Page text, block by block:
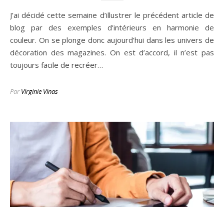
J’ai décidé cette semaine d’illustrer le précédent article de
blog par des exemples d’intérieurs en harmonie de
couleur. On se plonge donc aujourd’hui dans les univers de
décoration des magazines. On est d’accord, il n’est pas
toujours facile de recréer…
ParVirginie Vinas